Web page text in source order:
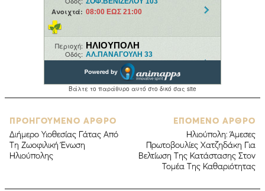
ΠΡΟΗΓΟΥΜΕΝΟ ΑΡΘΡΟ
Διήμερο Υιοθεσίας Γάτας Από
Τη Ζωοφιλική Ένωση
Ηλιούπολης
ΕΠΟΜΕΝΟ ΑΡΘΡΟ
Ηλιούπολη: Άμεσες
Πρωτοβουλίες Χατζηδάκη Για
Βελτίωση Της Κατάστασης Στον
Τομέα Της Καθαριότητας